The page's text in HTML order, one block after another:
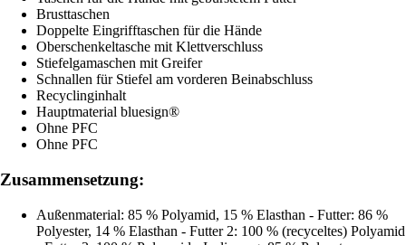
Brusttaschen
Doppelte Eingrifftaschen für die Hände
Oberschenkeltasche mit Klettverschluss
Stiefelgamaschen mit Greifer
Schnallen für Stiefel am vorderen Beinabschluss
Recyclinginhalt
Hauptmaterial bluesign®
Ohne PFC
Ohne PFC
Zusammensetzung:
Außenmaterial: 85 % Polyamid, 15 % Elasthan - Futter: 86 %
Polyester, 14 % Elasthan - Futter 2: 100 % (recyceltes) Polyamid